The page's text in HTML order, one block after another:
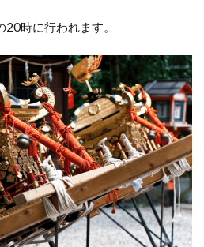
時に行われます。